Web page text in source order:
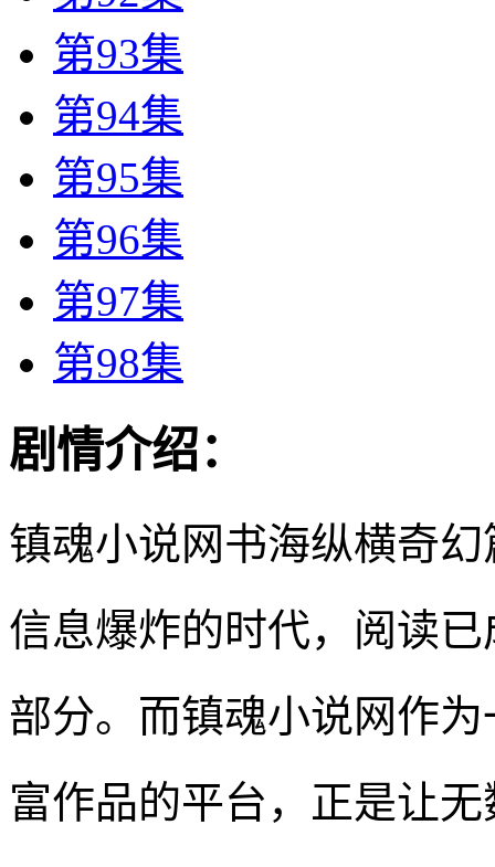
第93集
第94集
第95集
第96集
第97集
第98集
剧情介绍：
镇魂小说网书海纵横奇
信息爆炸的时代，阅读
部分。而镇魂小说网作
富作品的平台，正是让